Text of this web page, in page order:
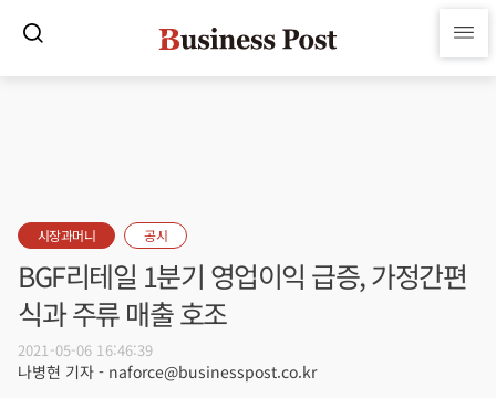
시장과머니 공시
BGF리테일 1분기 영업이익 급증, 가정간편
식과 주류 매출 호조
2021-05-06 16:46:39
나병현 기자 - naforce@businesspost.co.kr